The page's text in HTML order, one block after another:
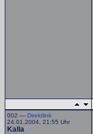
002 — Direktlink
24.01.2004, 21:55 Uhr
Kalla